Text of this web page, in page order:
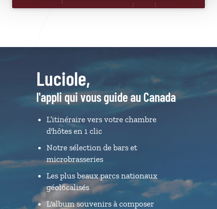
Luciole,
l'appli qui vous guide au Canada
L’itinéraire vers votre chambre
d'hôtes en 1 clic
Notre sélection de bars et
microbrasseries
Les plus beaux parcs nationaux
géolocalisés
L'album souvenirs à composer